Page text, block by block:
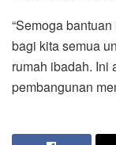
“Semoga
bagi kita semua
rumah ibadah. Ini
pembangunan